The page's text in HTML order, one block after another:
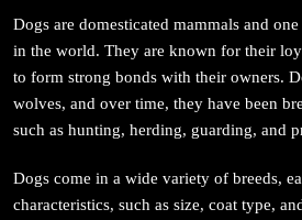
आज साँझ अस्ताउँदो
Dogs are domesticated mammals and
in the world. They are known for their
to form strong bonds with their owners.
wolves, and over time, they have been
such as hunting, herding, guarding, and
Dogs come in a wide variety of breeds,
characteristics, such as size, coat type,